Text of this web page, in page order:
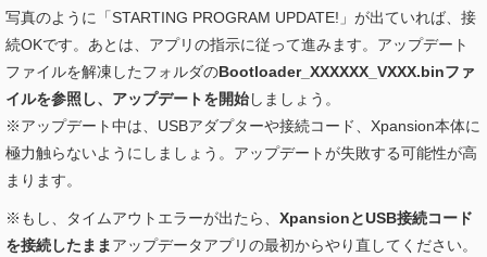
写真のように「STARTING PROGRAM UPDATE!」が出ていれば、接
続OKです。あとは、アプリの指示に従って進みます。アップデート
ファイルを解凍したフォルダのBootloader_XXXXXX_VXXX.binファ
イルを参照し、アップデートを開始しましょう。
※アップデート中は、USBアダプターや接続コード、Xpansion本体に
極力触らないようにしましょう。アップデートが失敗する可能性が高
まります。
※もし、タイムアウトエラーが出たら、 XpansionとUSB接続コード
を接続したまま アップデータアプリの最初からやり直してください。